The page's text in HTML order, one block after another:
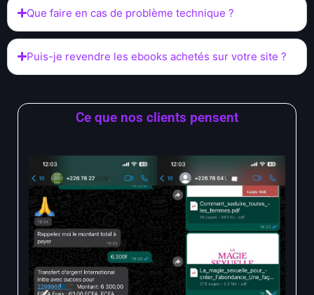
Que faire en cas de problème technique ?
Puis-je revendre les ebooks achetés sur votre site ?
Ce que nos clients pensent